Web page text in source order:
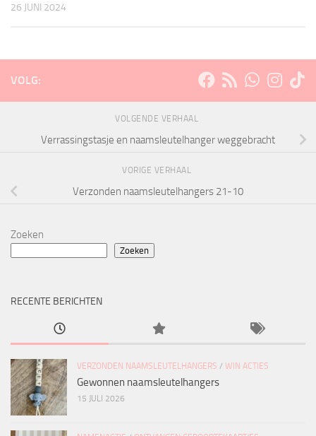
26 JUNI 2024
VOLG:
VOLGENDE VERHAAL
Verrassingstasje en naamsleutelhanger weggebracht
VORIGE VERHAAL
Verzonden naamsleutelhangers 21-10
Zoeken
Zoeken
RECENTE BERICHTEN
VERZONDEN NAAMSLEUTELHANGERS / WIN ACTIES
Gewonnen naamsleutelhangers
15 JULI 2026